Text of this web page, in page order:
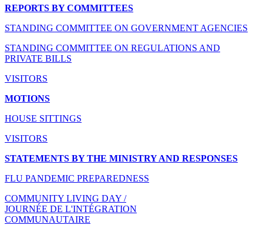
REPORTS BY COMMITTEES
STANDING COMMITTEE ON GOVERNMENT AGENCIES
STANDING COMMITTEE ON REGULATIONS AND
PRIVATE BILLS
VISITORS
MOTIONS
HOUSE SITTINGS
VISITORS
STATEMENTS BY THE MINISTRY AND RESPONSES
FLU PANDEMIC PREPAREDNESS
COMMUNITY LIVING DAY /
JOURNÉE DE L'INTÉGRATION
COMMUNAUTAIRE